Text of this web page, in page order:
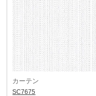
カーテン
SC7675